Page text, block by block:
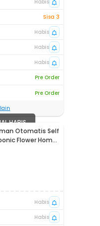
Habis
Sisa 3
Habis
Habis
Habis
Pre Order
Pre Order
HABIS
Otomatis Self
Flower Home
Habis
Habis